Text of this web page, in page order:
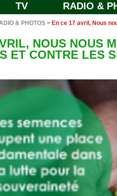
TV RADIO &
& PHOTOS > En ce 17 avril, Nous
NOUS NOUS
ET CONTRE LES